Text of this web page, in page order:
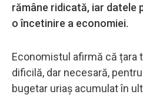
rămâne ridicată, iar datele
o încetinire a economiei.
Economistul afirmă că țara
dificilă, dar necesară,
bugetar uriaș acumulat în